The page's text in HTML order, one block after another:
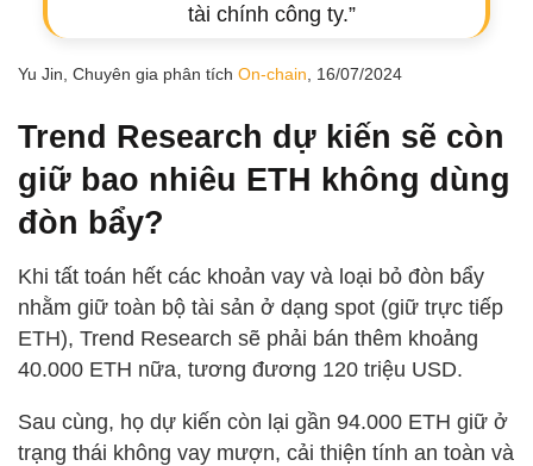
tài chính công ty.”
Yu Jin, Chuyên gia phân tích On-chain , 16/07/2024
Trend Research dự kiến sẽ còn
giữ bao nhiêu ETH không dùng
đòn bẩy?
Khi tất toán hết các khoản vay và loại bỏ đòn bẩy
nhằm giữ toàn bộ tài sản ở dạng spot (giữ trực tiếp
ETH), Trend Research sẽ phải bán thêm khoảng
40.000 ETH nữa, tương đương 120 triệu USD.
Sau cùng, họ dự kiến còn lại gần 94.000 ETH giữ ở
trạng thái không vay mượn, cải thiện tính an toàn và